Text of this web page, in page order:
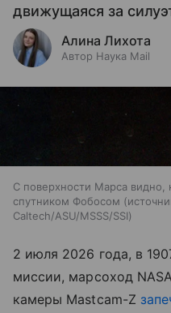
движущаяся за
Алина Лихота
Автор Наука Mail
С поверхности Марса видно,
спутником Фобосом
Caltech/ASU/MSSS/SSI
2 июля 2026 года, в
миссии, марсоход
камеры Mastcam-Z